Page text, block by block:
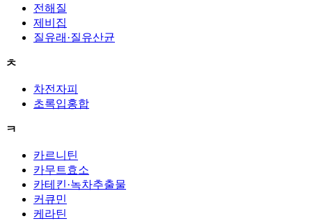
전해질
제비집
질유래·질유산균
ㅊ
차전자피
초록입홍합
ㅋ
카르니틴
카무트효소
카테킨·녹차추출물
커큐민
케라틴